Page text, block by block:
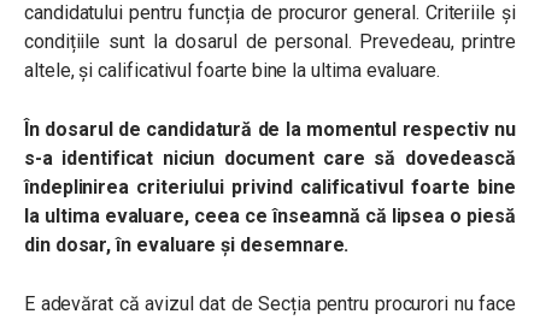
candidatului pentru funcția de procuror general. Criteriile și
condițiile sunt la dosarul de personal. Prevedeau, printre
altele, și calificativul foarte bine la ultima evaluare.
În dosarul de candidatură de la momentul respectiv nu
s-a identificat niciun document care să dovedească
îndeplinirea criteriului privind calificativul foarte bine
la ultima evaluare, ceea ce înseamnă că lipsea o piesă
din dosar, în evaluare și desemnare.
E adevărat că avizul dat de Secția pentru procurori nu face